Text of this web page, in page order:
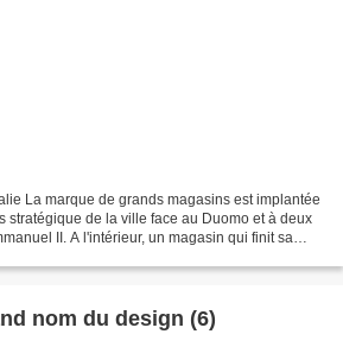
La marque de grands magasins est implantée
stratégique de la ville face au Duomo et à deux
II. A l'intérieur, un magasin qui finit sa
nom du design (6)